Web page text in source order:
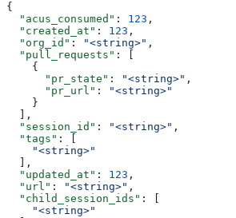
{
  "acus_consumed"
: 123 ,
  "created_at"
: 123 ,
  "org_id"
: "<string>" ,
  "pull_requests"
: [
    {
      "pr_state"
: "<string>" ,
      "pr_url"
:
"<string>"
    }
  ],
  "session_id"
: "<string>" ,
  "tags"
: [
    "<string>"
  ],
  "updated_at"
: 123 ,
  "url"
: "<string>" ,
  "child_session_ids"
: [
    "<string>"